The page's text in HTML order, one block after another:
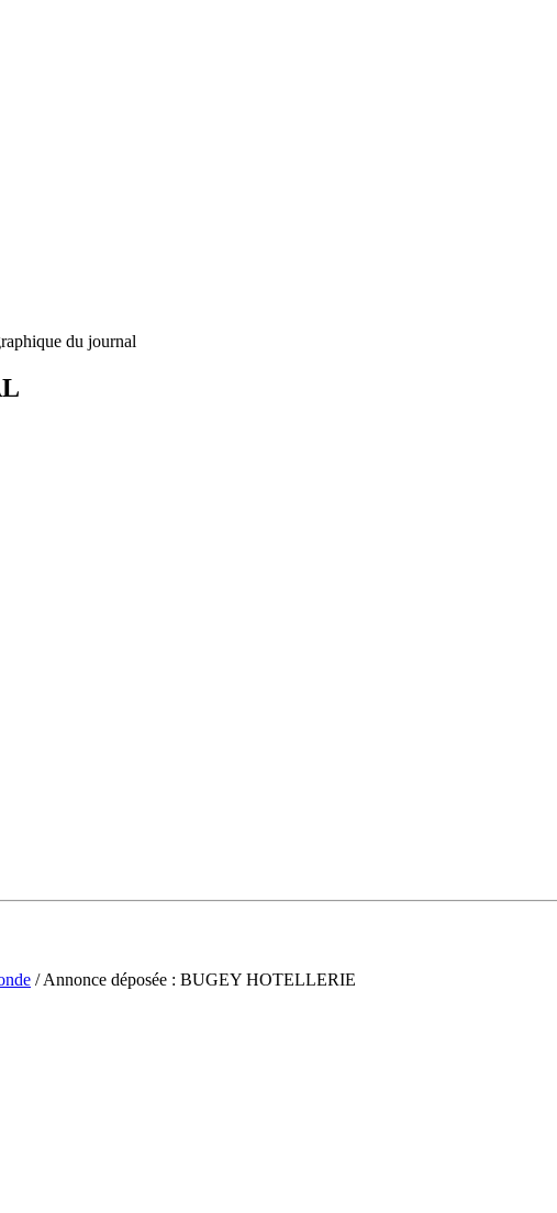
du journal
/ Annonce déposée : BUGEY HOTELLERIE